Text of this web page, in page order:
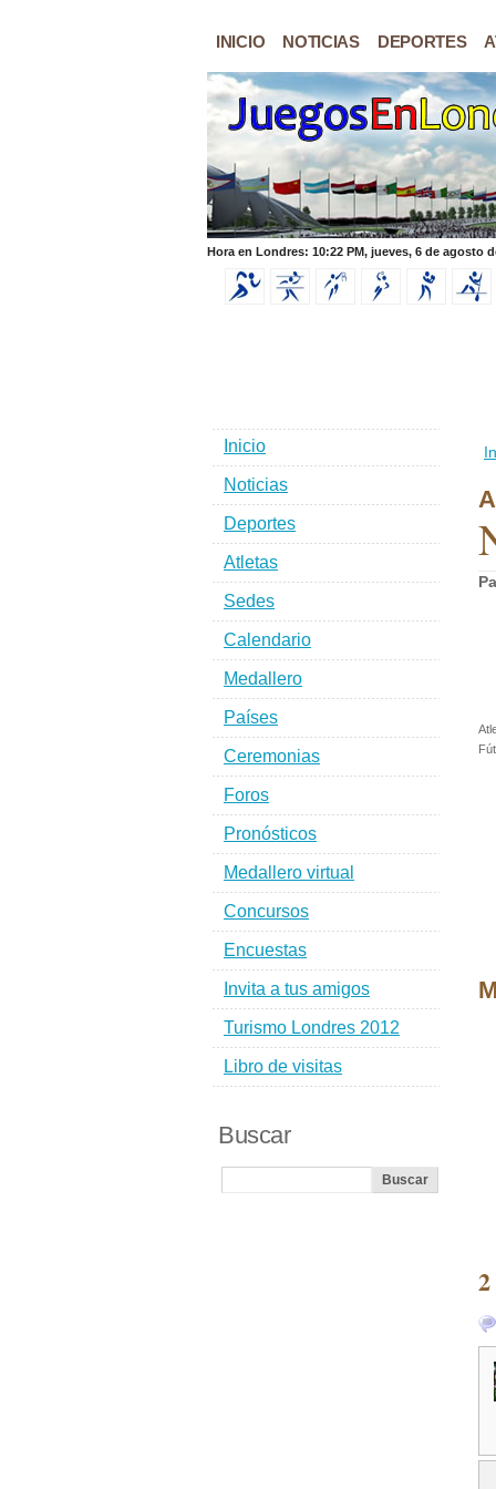
INICIO NOTICIAS DEPORTES
Hora en Londres: 10:22 PM, jueves, 6 de agosto
Inicio
Noticias
Deportes
Atletas
Sedes
Calendario
Medallero
Países
Ceremonias
Foros
Pronósticos
Medallero virtual
Concursos
Encuestas
Invita a tus amigos
Turismo Londres 2012
Libro de visitas
Buscar